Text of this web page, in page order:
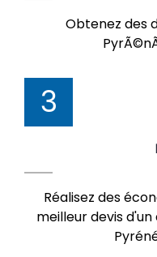
Obtenez des
3
Réalisez des
meilleur devis